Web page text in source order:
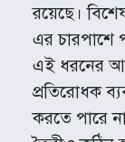
রয়েছে।
এর চারপাশে
এই ধরনের
প্রতিরোধক
করতে পারে